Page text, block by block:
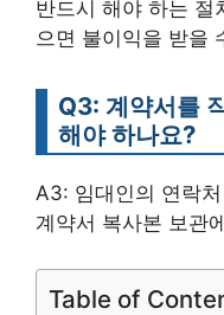
반드시 해야 하는 절
으면 불이익을 받을
Q3: 계약서를
해야 하나요?
A3: 임대인의 연락
계약서 복사본 보관
Table of